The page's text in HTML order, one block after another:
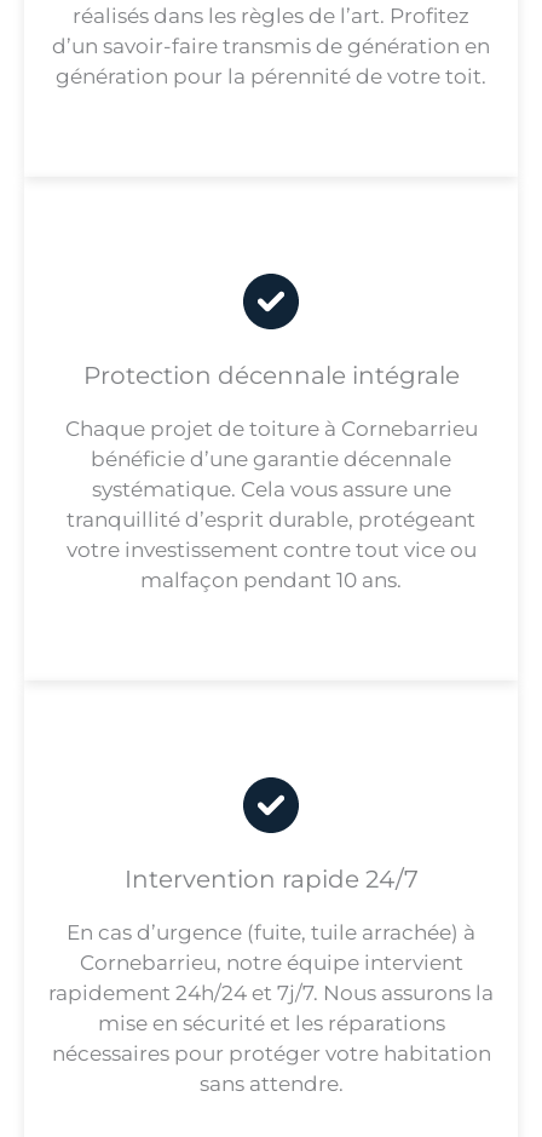
réalisés dans les règles de l’art. Profitez
d’un savoir-faire transmis de génération en
génération pour la pérennité de votre toit.
Protection décennale intégrale
Chaque projet de toiture à Cornebarrieu
bénéficie d’une garantie décennale
systématique. Cela vous assure une
tranquillité d’esprit durable, protégeant
votre investissement contre tout vice ou
malfaçon pendant 10 ans.
Intervention rapide 24/7
En cas d’urgence (fuite, tuile arrachée) à
Cornebarrieu, notre équipe intervient
rapidement 24h/24 et 7j/7. Nous assurons la
mise en sécurité et les réparations
nécessaires pour protéger votre habitation
sans attendre.